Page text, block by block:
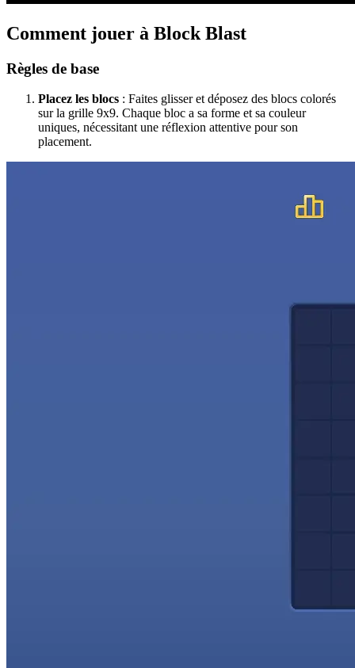
Comment jouer à Block Blast
Règles de base
Placez les blocs : Faites glisser et déposez des blocs colorés
sur la grille 9x9. Chaque bloc a sa forme et sa couleur
uniques, nécessitant une réflexion attentive pour son
placement.